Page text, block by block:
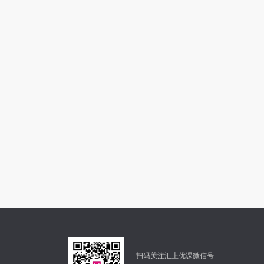
扫码关注汇上优课微信号